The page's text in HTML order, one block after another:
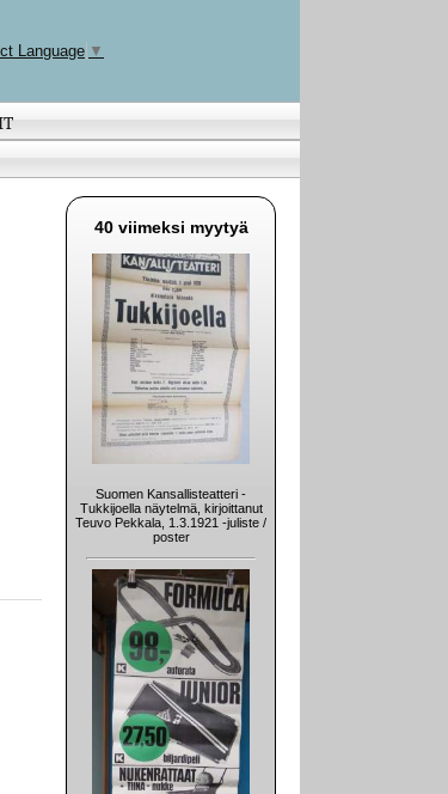
Language ▼
40 viimeksi myytyä
Suomen Kansallisteatteri -
Tukkijoella näytelmä, kirjoittanut
Teuvo Pekkala, 1.3.1921 -juliste /
poster